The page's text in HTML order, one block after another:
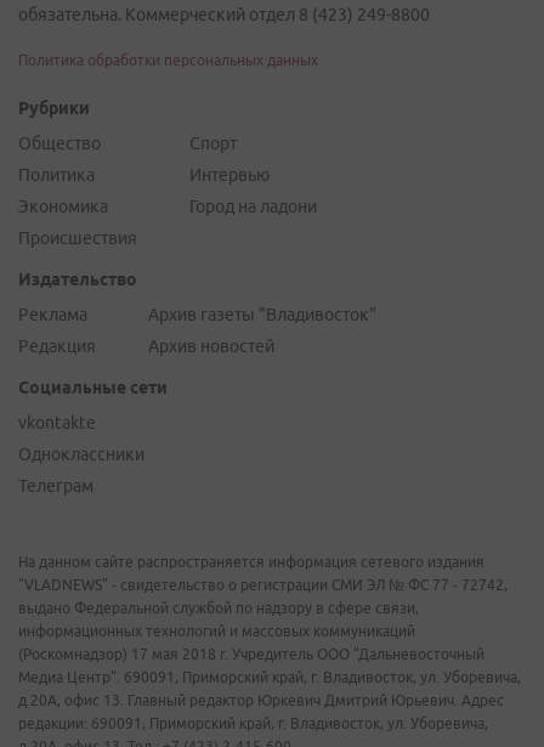
обязательна. Коммерческий отдел 8 (423) 249-8800
Политика обработки персональных данных
Рубрики
Общество
Политика
Экономика
Происшествия
Спорт
Интервью
Город на ладони
Издательство
Реклама
Редакция
Архив газеты "Владивосток"
Архив новостей
Социальные сети
vkontakte
Одноклассники
Телеграм
На данном сайте распространяется информация сетевого издания
"VLADNEWS" - свидетельство о регистрации СМИ ЭЛ № ФС 77 - 72742,
выдано Федеральной службой по надзору в сфере связи,
информационных технологий и массовых коммуникаций
(Роскомнадзор) 17 мая 2018 г. Учредитель ООО "Дальневосточный
Медиа Центр". 690091, Приморский край, г. Владивосток, ул. Уборевича,
д.20А, офис 13. Главный редактор Юркевич Дмитрий Юрьевич. Адрес
редакции: 690091, Приморский край, г. Владивосток, ул. Уборевича,